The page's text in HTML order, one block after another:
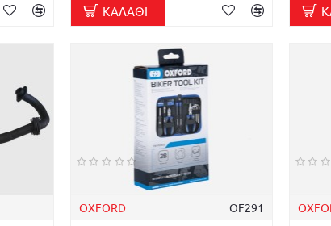
ΚΑΛΆΘΙ
OXFORD OF291